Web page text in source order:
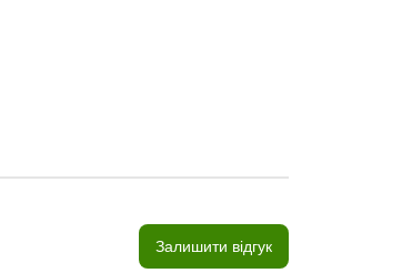
Залишити відгук